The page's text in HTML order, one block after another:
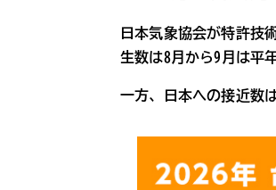
日本気象協会が特許技
生数は8月から9月は平
一方、日本への接近数